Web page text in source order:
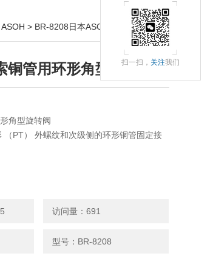
ASOH > BR-8208日本ASOH阿索铜管用环形角型旋转阀
铜管用环形角型旋转阀
角型旋转阀
（PT） 外螺纹和次级侧的环形铜管固定接
访问量：691
型号：BR-8208
扫一扫， 关注我们